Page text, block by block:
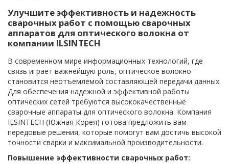
Улучшите эффективность и надежность
сварочных работ с помощью сварочных
аппаратов для оптического волокна от
компании ILSINTECH
В современном мире информационных технологий, где
связь играет важнейшую роль, оптическое волокно
становится неотъемлемой составляющей передачи данных.
Для обеспечения надежной и эффективной работы
оптических сетей требуются высококачественные
сварочные аппараты для оптического волокна. Компания
ILSINTECH (Южная Корея) готова предложить вам
передовые решения, которые помогут вам достичь высокой
точности сварки и максимальной производительности.
Повышение эффективности сварочных работ: